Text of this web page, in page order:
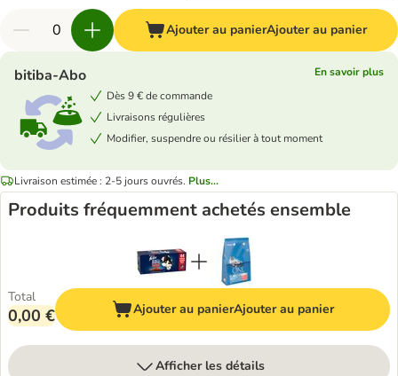
Ajouter au panierAjouter au panier
bitiba-Abo
En savoir plus
Dès 9 € de commande
Livraisons régulières
Modifier, suspendre ou résilier à tout moment
Livraison estimée : 2-5 jours ouvrés. Plus...
Produits fréquemment achetés ensemble
Total
0,00 € Ajouter au panierAjouter au panier
Afficher les détails